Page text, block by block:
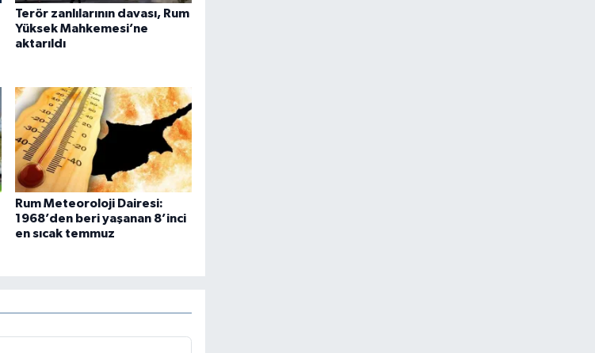
Terör zanlılarının davası, Rum
Yüksek Mahkemesi’ne
aktarıldı
Rum Meteoroloji Dairesi:
1968’den beri yaşanan 8’inci
en sıcak temmuz